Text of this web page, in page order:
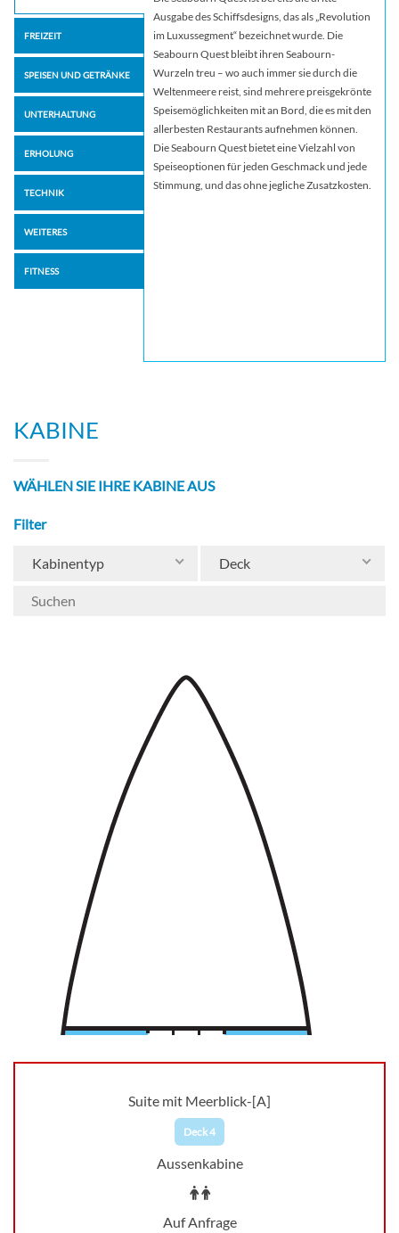
FREIZEIT
SPEISEN UND GETRÄNKE
UNTERHALTUNG
ERHOLUNG
TECHNIK
WEITERES
FITNESS
Ausgabe des Schiffsdesigns, das als „Revolution
im Luxussegment“ bezeichnet wurde. Die
Seabourn Quest bleibt ihren Seabourn-
Wurzeln treu – wo auch immer sie durch die
Weltenmeere reist, sind mehrere preisgekrönte
Speisemöglichkeiten mit an Bord, die es mit den
allerbesten Restaurants aufnehmen können.
Die Seabourn Quest bietet eine Vielzahl von
Speiseoptionen für jeden Geschmack und jede
Stimmung, und das ohne jegliche Zusatzkosten.
KABINE
WÄHLEN SIE IHRE KABINE AUS
Filter
Kabinentyp Deck
Suite mit Meerblick-[A]
Deck 4
Aussenkabine
Auf Anfrage